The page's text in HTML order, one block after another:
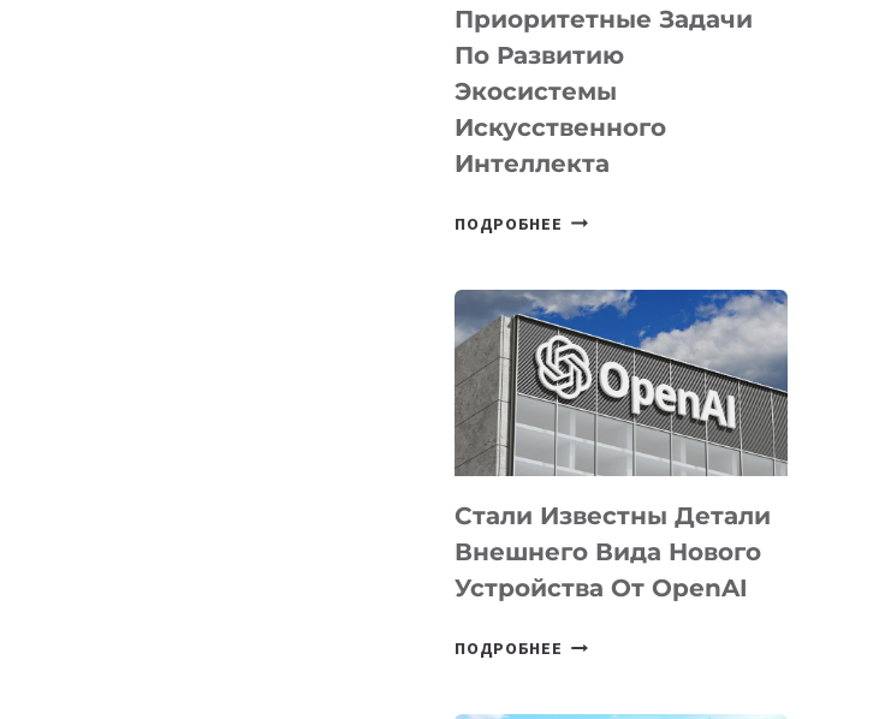
Приоритетные Задачи
По Развитию
Экосистемы
Искусственного
Интеллекта
ПОДРОБНЕЕ В
ПРИОРИТЕТНЫЕ
ЗАДАЧИ
ПО
РАЗВИТИЮ
ЭКОСИСТЕМЫ
ИСКУССТВЕННОГО
Стали Известны Детали
Внешнего Вида Нового
Устройства От OpenAI
ПОДРОБНЕЕ СТАЛИ